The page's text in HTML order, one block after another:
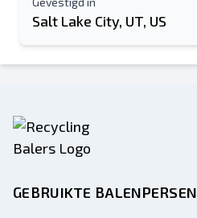
Salt Lake City, UT, US
GEBRUIKTE BALENPERSEN